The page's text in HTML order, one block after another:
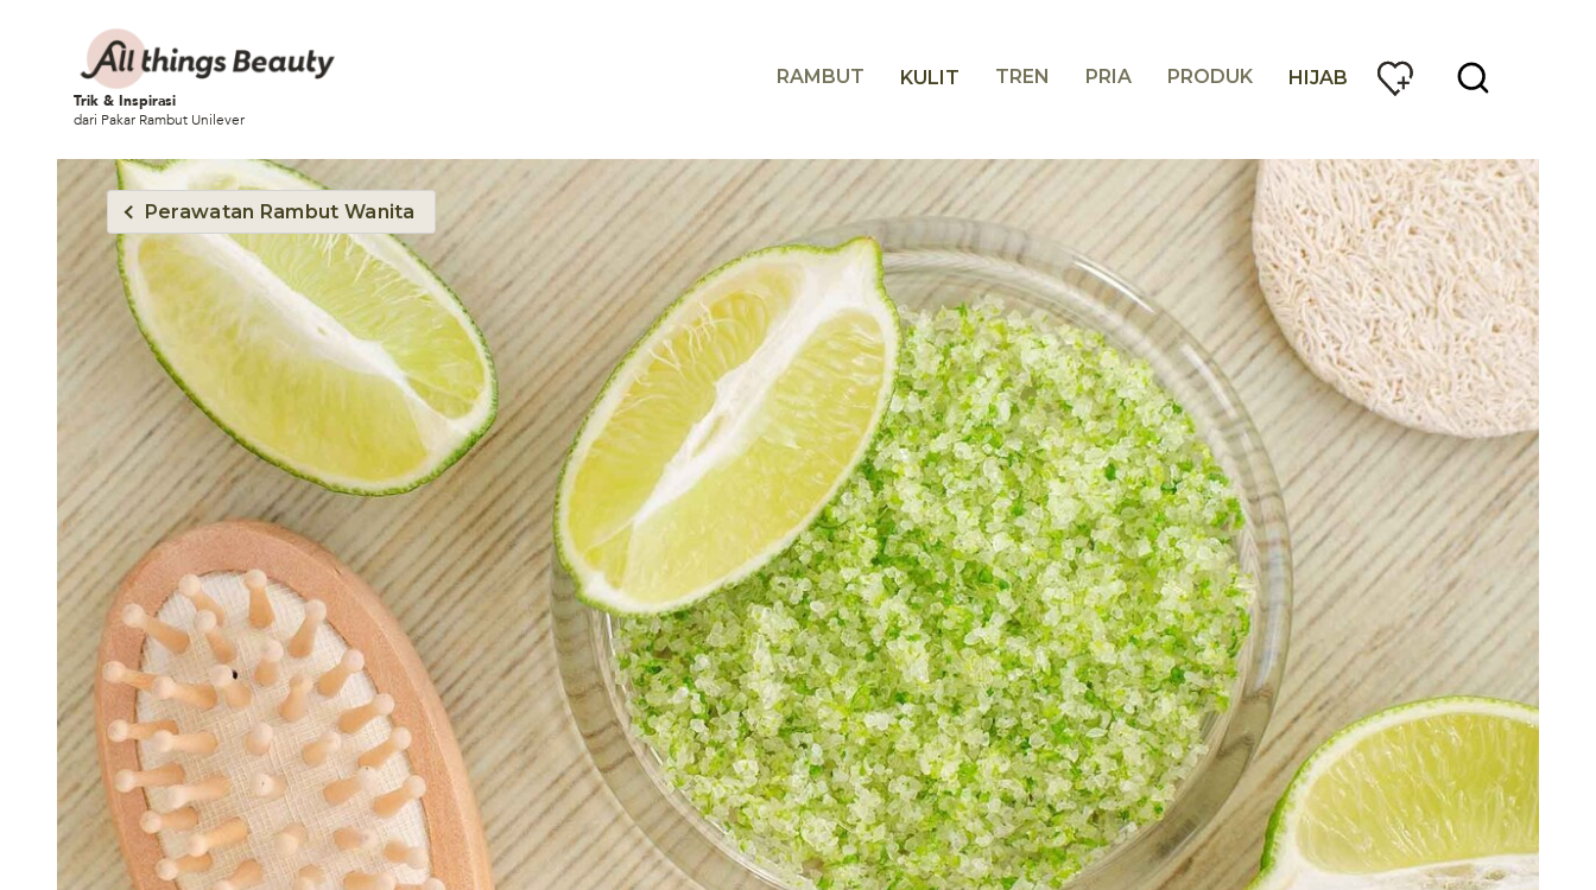
Trik & Inspirasi
dari Pakar Rambut Unilever
RAMBUT KULIT TREN PRIA PRODUK HIJAB
Perawatan Rambut Wanita